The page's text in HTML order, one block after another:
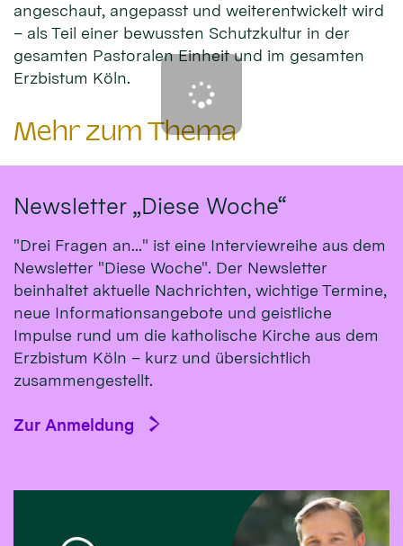
angeschaut, angepasst und weiterentwickelt wird
– als Teil einer bewussten Schutzkultur in der
gesamten Pastoralen Einheit und im gesamten
Erzbistum Köln.
Mehr zum Thema
Newsletter „Diese Woche“
"Drei Fragen an..." ist eine Interviewreihe aus dem
Newsletter "Diese Woche". Der Newsletter
beinhaltet aktuelle Nachrichten, wichtige Termine,
neue Informationsangebote und geistliche
Impulse rund um die katholische Kirche aus dem
Erzbistum Köln – kurz und übersichtlich
zusammengestellt.
Zur Anmeldung